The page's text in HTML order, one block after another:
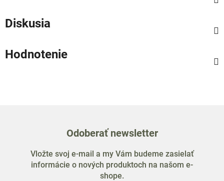
Diskusia
Hodnotenie
Odoberať newsletter
Vložte svoj e-mail a my Vám budeme zasielať
informácie o nových produktoch na našom e-
shope.